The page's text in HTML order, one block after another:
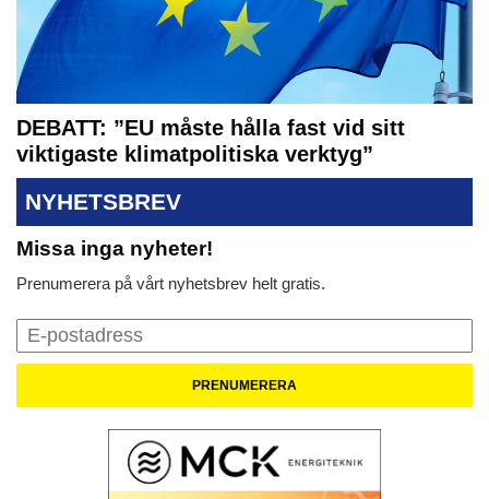
DEBATT: ”EU måste hålla fast vid sitt
viktigaste klimatpolitiska verktyg”
NYHETSBREV
Missa inga nyheter!
Prenumerera på vårt nyhetsbrev helt gratis.